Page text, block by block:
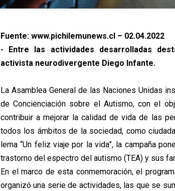
Fuente: www.pichilemunews.cl – 02.04.2022
- Entre las actividades desarrolladas
activista neurodivergente Diego Infante.
La Asamblea General de las Naciones Unidas
de Concienciación sobre el Autismo, con el
contribuir a mejorar la calidad de vida de las
todos los ámbitos de la sociedad, como
lema “Un feliz viaje por la vida”, la campaña
trastorno del espectro del autismo (TEA) y sus
En el marco de esta conmemoración, el
organizó una serie de actividades, las que se